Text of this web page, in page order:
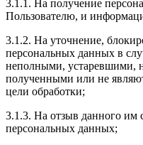
3.1.1. На получение
Пользователю, и
3.1.2. На уточнение,
персональных данных в
неполными, устаревшими,
полученными или не
цели обработки;
3.1.3. На отзыв данного им
персональных данных;